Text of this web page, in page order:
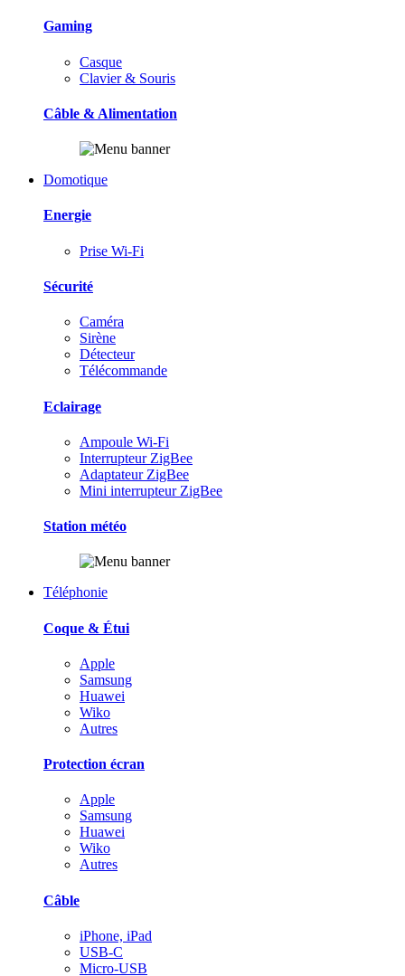
Gaming
Casque
Clavier & Souris
Câble & Alimentation
Domotique
Energie
Prise Wi-Fi
Sécurité
Caméra
Sirène
Détecteur
Télécommande
Eclairage
Ampoule Wi-Fi
Interrupteur ZigBee
Adaptateur ZigBee
Mini interrupteur ZigBee
Station météo
Téléphonie
Coque & Étui
Apple
Samsung
Huawei
Wiko
Autres
Protection écran
Apple
Samsung
Huawei
Wiko
Autres
Câble
iPhone, iPad
USB-C
Micro-USB